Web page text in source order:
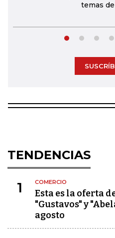
temas
TENDENCIAS
1 COMERCIO
Esta es la oferta
"Gustavos" y
agosto